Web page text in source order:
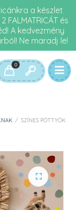
a készlet
és
A kedvezmény
Ne maradj le!
0
/ SZÍNES PÖTTYÖK
🔍